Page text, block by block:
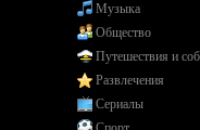
Музыка
Общество
Путешествия и
Развлечения
Сериалы